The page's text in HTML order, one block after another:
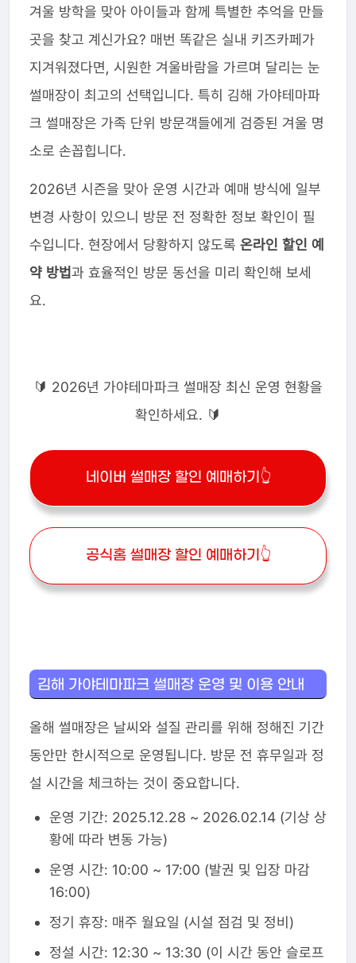
겨울 방학을 맞아 아이들과 함께 특별한 추억을 만들
곳을 찾고 계신가요? 매번 똑같은 실내 키즈카페가
지겨워졌다면, 시원한 겨울바람을 가르며 달리는 눈
썰매장이 최고의 선택입니다. 특히 김해 가야테마파
크 썰매장은 가족 단위 방문객들에게 검증된 겨울 명
소로 손꼽힙니다.
2026년 시즌을 맞아 운영 시간과 예매 방식에 일부
변경 사항이 있으니 방문 전 정확한 정보 확인이 필
수입니다. 현장에서 당황하지 않도록 온라인 할인 예
약 방법과 효율적인 방문 동선을 미리 확인해 보세
요.
🔰 2026년 가야테마파크 썰매장 최신 운영 현황을
확인하세요. 🔰
네이버 썰매장 할인 예매하기👆
공식홈 썰매장 할인 예매하기👆
김해 가야테마파크 썰매장 운영 및 이용 안내
올해 썰매장은 날씨와 설질 관리를 위해 정해진 기간
동안만 한시적으로 운영됩니다. 방문 전 휴무일과 정
설 시간을 체크하는 것이 중요합니다.
운영 기간: 2025.12.28 ~ 2026.02.14 (기상 상
황에 따라 변동 가능)
운영 시간: 10:00 ~ 17:00 (발권 및 입장 마감
16:00)
정기 휴장: 매주 월요일 (시설 점검 및 정비)
정설 시간: 12:30 ~ 13:30 (이 시간 동안 슬로프